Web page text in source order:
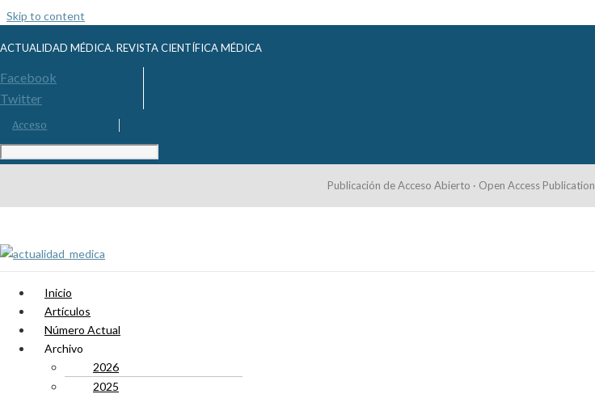
Skip to content
ACTUALIDAD MÉDICA. REVISTA CIENTÍFICA MÉDICA
Facebook
Twitter
Acceso
Publicación de Acceso Abierto · Open Access Publication
Inicio
Artículos
Número Actual
Archivo
2026
2025